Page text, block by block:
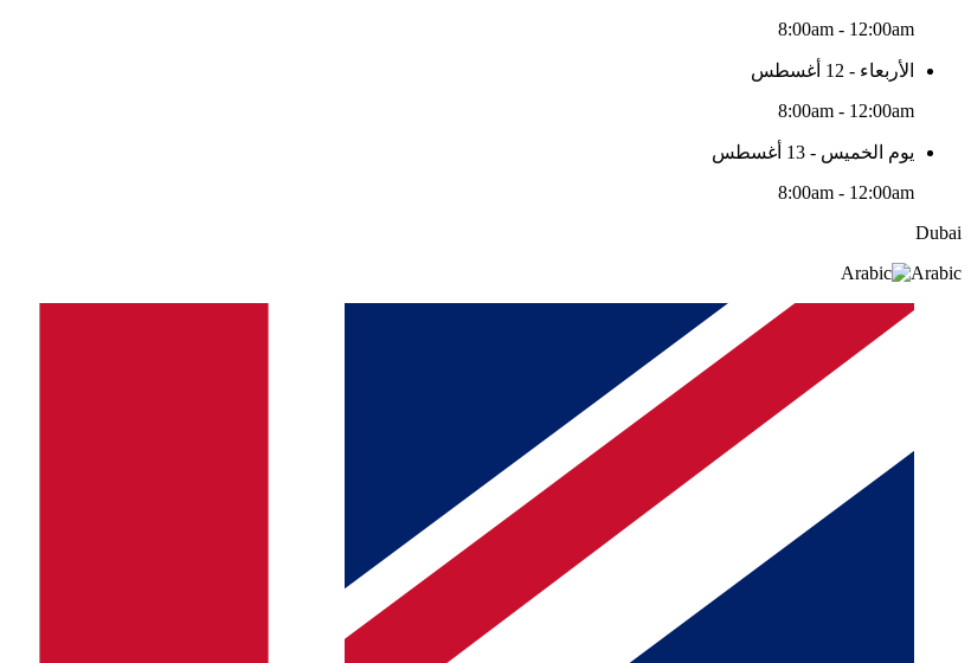
8:00am - 12:00am
الأربعاء - 12 أغسطس
8:00am - 12:00am
يوم الخميس - 13 أغسطس
8:00am - 12:00am
Dubai
Arabic